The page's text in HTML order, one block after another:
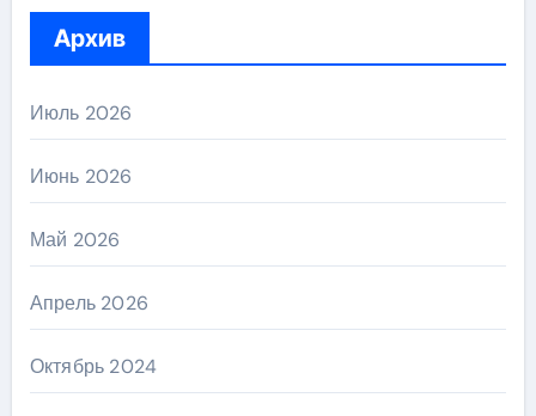
Архив
Июль 2026
Июнь 2026
Май 2026
Апрель 2026
Октябрь 2024